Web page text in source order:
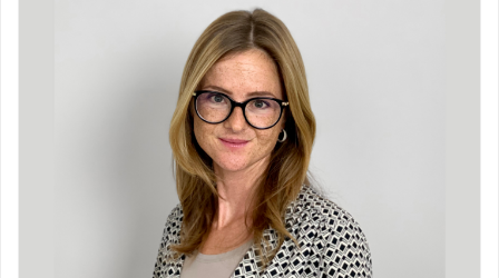
Weitere wissenschaftliche Tätigkeiten / Mitarbeit in Gremien
Beiratsmitglied der ALGK (Arbeitsgemeinschaft leitender
gastroenterologischer Klinikärzte)
Mitglied im Beirat der Deutschen Gesellschaft für
Gastroenterologie, Verdauungs- und Stoffwechselkrankheiten
Mitglied im Beirat der Gesellschaft für Gastroenterologie in
Kommission für Medizinische Klassifikation und